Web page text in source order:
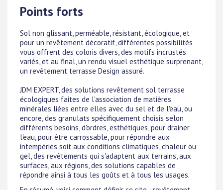
Points forts
Sol non glissant, perméable, résistant, écologique, et
pour un revêtement décoratif, différentes possibilités
vous offrent des coloris divers, des motifs incrustés
variés, et au final, un rendu visuel esthétique surprenant,
un revêtement terrasse Design assuré.
JDM EXPERT, des solutions revêtement sol terrasse
écologiques faites de l'association de matières
minérales liées entre elles avec du sel et de l'eau, ou
encore, des granulats spécifiquement choisis selon
différents besoins, d'ordres, esthétiques, pour drainer
l'eau, pour être carrossable, pour répondre aux
intempéries soit aux conditions climatiques, chaleur ou
gel, des revêtements qui s'adaptent aux terrains, aux
surfaces, aux régions, des solutions capables de
répondre ainsi à tous les goûts et à tous les usages.